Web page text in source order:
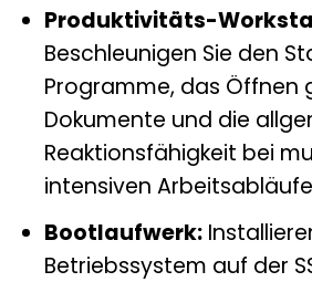
Produktivitäts-
Beschleunigen Sie den
Programme, das Öffnen
Dokumente und die
Reaktionsfähigkeit bei
intensiven
Bootlaufwerk:
Betriebssystem auf der